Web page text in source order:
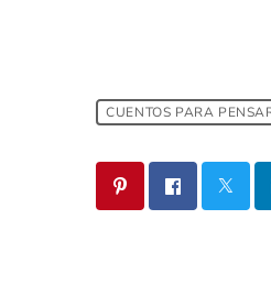
CUENTOS PARA